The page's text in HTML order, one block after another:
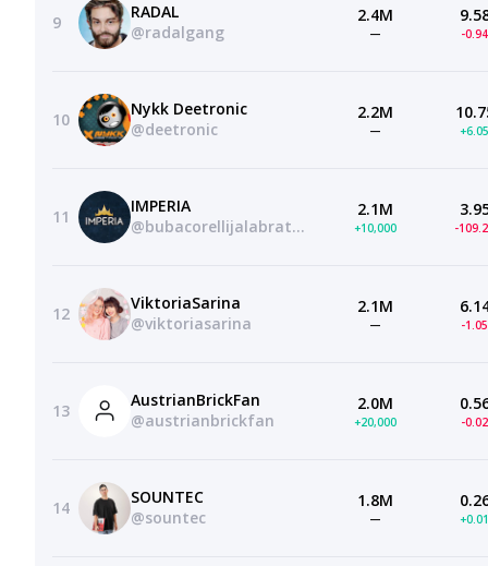
9
RADAL
@radalgang
2.4M
— -
10
Nykk Deetronic
@deetronic
2.2M
—
11
IMPERIA
@bubacorellijalabratofficial
2.1M
+10,000 -
12
ViktoriaSarina
@viktoriasarina
2.1M
— -
13
AustrianBrickFan
@austrianbrickfan
2.0M
+20,000 -
14
SOUNTEC
@sountec
1.8M
—